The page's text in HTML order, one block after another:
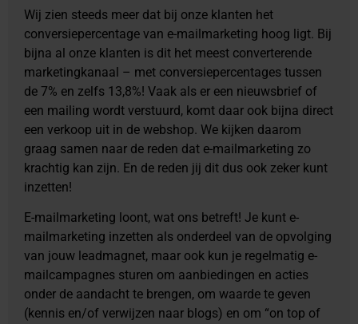
Wij zien steeds meer dat bij onze klanten het
conversiepercentage van e-mailmarketing hoog ligt. Bij
bijna al onze klanten is dit het meest converterende
marketingkanaal – met conversiepercentages tussen
de 7% en zelfs 13,8%! Vaak als er een nieuwsbrief of
een mailing wordt verstuurd, komt daar ook bijna direct
een verkoop uit in de webshop. We kijken daarom
graag samen naar de reden dat e-mailmarketing zo
krachtig kan zijn. En de reden jij dit dus ook zeker kunt
inzetten!
E-mailmarketing loont, wat ons betreft! Je kunt e-
mailmarketing inzetten als onderdeel van de opvolging
van jouw leadmagnet, maar ook kun je regelmatig e-
mailcampagnes sturen om aanbiedingen en acties
onder de aandacht te brengen, om waarde te geven
(kennis en/of verwijzen naar blogs) en om “on top of